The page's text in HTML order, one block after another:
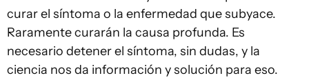
curar el síntoma o la enfermedad que subyace.
Raramente curarán la causa profunda. Es
necesario detener el síntoma, sin dudas, y la
ciencia nos da información y solución para eso.